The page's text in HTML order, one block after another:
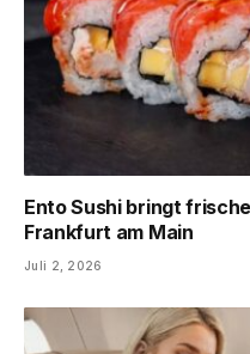
Ento Sushi bringt
Frankfurt am Main
Juli 2, 2026